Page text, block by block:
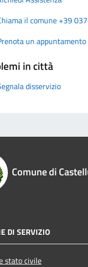
il comune +39
un appuntamento
in città
disservizio
Comune di
DI SERVIZIO
stato civile